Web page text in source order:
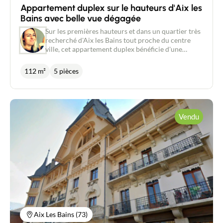
Contacter un conseiller
Estimer/Vendre
Acheter
Recrutement
Appartement duplex sur le hauteurs d'Aix les
Bains avec belle vue dégagée
Sur les premières hauteurs et dans un quartier très
recherché d'Aix les Bains tout proche du centre
ville, cet appartement duplex bénéficie d'une
les montagnes environnantes. Dans une ancienne
maison divisée en 3 habitations, cet appartement
petite cuisine séparée. L'orientation Sud et Ouest,
les grandes ouvertures et la belle hauteur sous
plafond de ces pièces leur offrent luminosité et
sentiment d'espace. A ce niveau se trouvent
également un bureau, une buanderie avec accès à
un balcon à l'Est et un wc. A l'étage, un bel espace
ouvert distribue 3 chambres de 14, 13 et 10 m² au
sol avec charpente apparente et une salle de bains
équipée d'une douche, d'une baignoire et de wc. Un
garage double et une cave avec électricité
complètent ce bien. Idéal pour recharger votre
véhicule électrique et pour stocker. Côté travaux:
La toiture et l'isolation ont été refaites en 2013,
tout comme l'étage qui a été entièrement rénové la
112 m² 5 pièces
Aix Les Bains (73)
Vendu